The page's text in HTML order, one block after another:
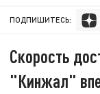
ПОДПИШИТЕСЬ:
Скорость
"Кинжал"